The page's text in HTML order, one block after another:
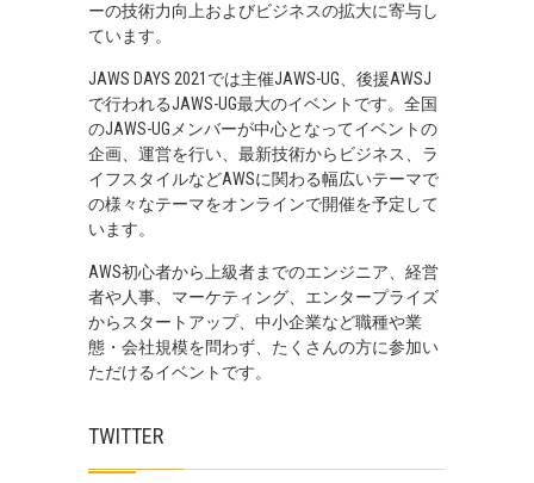
ーの技術力向上およびビジネスの拡大に寄与し
ています。
JAWS DAYS 2021では主催JAWS-UG、後援AWSJ
で行われるJAWS-UG最大のイベントです。全国
のJAWS-UGメンバーが中心となってイベントの
企画、運営を行い、最新技術からビジネス、ラ
イフスタイルなどAWSに関わる幅広いテーマで
の様々なテーマをオンラインで開催を予定して
います。
AWS初心者から上級者までのエンジニア、経営
者や人事、マーケティング、エンタープライズ
からスタートアップ、中小企業など職種や業
態・会社規模を問わず、たくさんの方に参加い
ただけるイベントです。
TWITTER